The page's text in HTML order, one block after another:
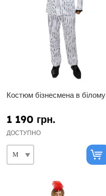
Костюм бізнесмена в білому
1 190 грн.
ДОСТУПНО